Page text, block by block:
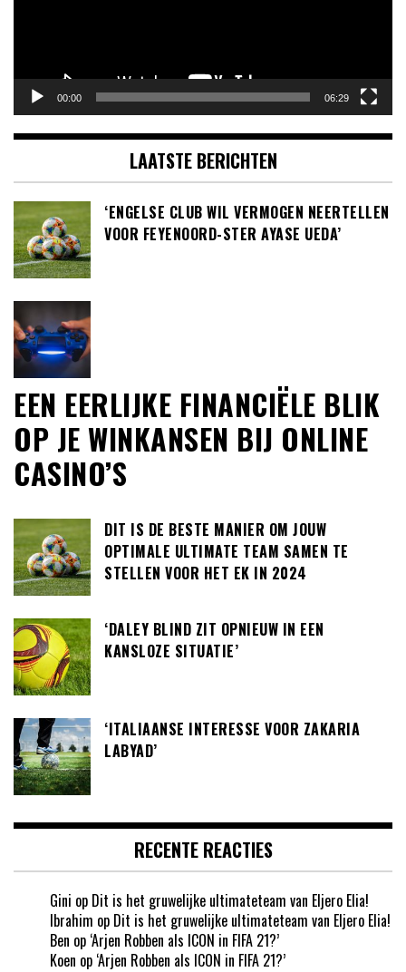
00:00 06:29
LAATSTE BERICHTEN
‘ENGELSE CLUB WIL VERMOGEN NEERTELLEN
VOOR FEYENOORD-STER AYASE UEDA’
EEN EERLIJKE FINANCIËLE BLIK
OP JE WINKANSEN BIJ ONLINE
CASINO’S
DIT IS DE BESTE MANIER OM JOUW
OPTIMALE ULTIMATE TEAM SAMEN TE
STELLEN VOOR HET EK IN 2024
‘DALEY BLIND ZIT OPNIEUW IN EEN
KANSLOZE SITUATIE’
‘ITALIAANSE INTERESSE VOOR ZAKARIA
LABYAD’
RECENTE REACTIES
Gini op Dit is het gruwelijke ultimateteam van Eljero Elia!
Ibrahim op Dit is het gruwelijke ultimateteam van Eljero Elia!
Ben op ‘Arjen Robben als ICON in FIFA 21?’
Koen op ‘Arjen Robben als ICON in FIFA 21?’